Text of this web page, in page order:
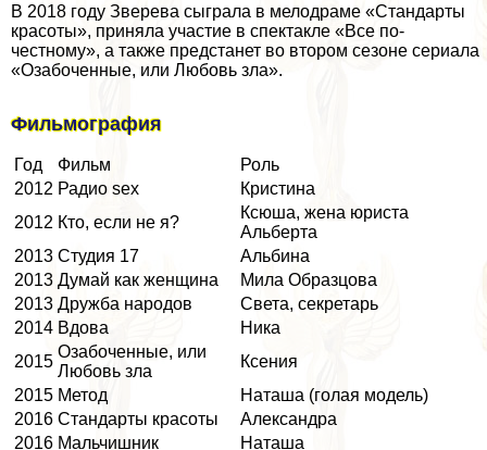
В 2018 году Зверева сыграла в мелодраме «Стандарты
красоты», приняла участие в спектакле «Все по-
честному», а также предстанет во втором сезоне сериала
«Озабоченные, или Любовь зла».
Фильмография
Год Фильм
Роль
2012 Радио sех
Кристина
2012 Кто, если не я?
Ксюша, жена юриста
Альберта
2013 Студия 17
Альбина
2013 Думай как женщина
Мила Образцова
2013 Дружба народов
Света, секретарь
2014 Вдова
Ника
2015
Озабоченные, или
Любовь зла
Ксения
2015 Метод
Наташа (гoлая модель)
2016 Стандарты красоты
Александра
2016 Мальчишник Наташа